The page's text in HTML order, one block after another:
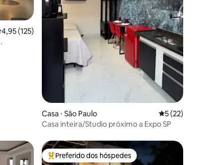
de uma avaliação média de 5, 125 avaliações
4,95 (125)
Casa ⋅ São Paulo 5 de uma
5 (22)
Casa inteira/Studio próximo a Expo SP
Entre os melhores preferidos dos hóspedes
Preferido dos hóspedes